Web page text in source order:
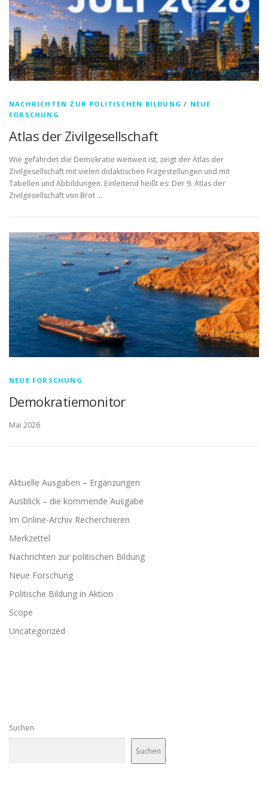
NACHRICHTEN ZUR POLITISCHEN BILDUNG / NEUE
FORSCHUNG
Atlas der Zivilgesellschaft
Wie gefährdet die Demokratie weitweit ist, zeigt der Atlas der
Zivilgesellschaft mit vielen didaktischen Fragestellungen und mit
Tabellen und Abbildungen. Einleitend heißt es: Der 9. Atlas der
Zivilgesellschaft von Brot …
NEUE FORSCHUNG
Demokratiemonitor
Mai 2026
Aktuelle Ausgaben – Ergänzungen
Ausblick – die kommende Ausgabe
Im Online-Archiv Recherchieren
Merkzettel
Nachrichten zur politischen Bildung
Neue Forschung
Politische Bildung in Aktion
Scope
Uncategorized
Suchen
Suchen